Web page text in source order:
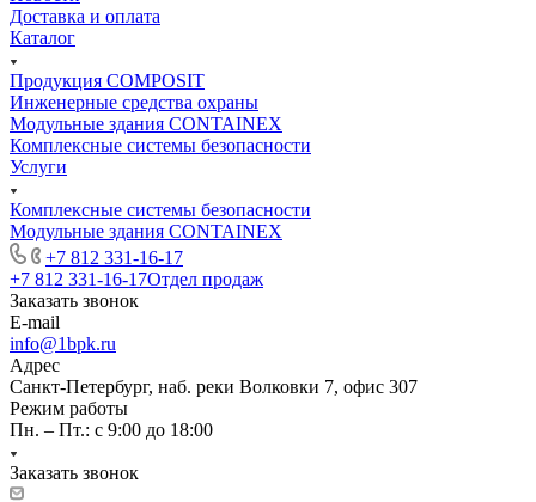
Доставка и оплата
Каталог
Продукция COMPOSIT
Инженерные средства охраны
Модульные здания CONTAINEX
Комплексные системы безопасности
Услуги
Комплексные системы безопасности
Модульные здания CONTAINEX
+7 812 331-16-17
+7 812 331-16-17Отдел продаж
Заказать звонок
E-mail
info@1bpk.ru
Адрес
Санкт-Петербург, наб. реки Волковки 7, офис 307
Режим работы
Пн. – Пт.: с 9:00 до 18:00
Заказать звонок